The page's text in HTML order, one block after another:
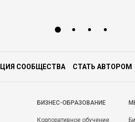
СООБЩЕСТВА СТАТЬ АВТОРОМ
БИЗНЕС-ОБРАЗОВАНИЕ
Корпоративное обучение